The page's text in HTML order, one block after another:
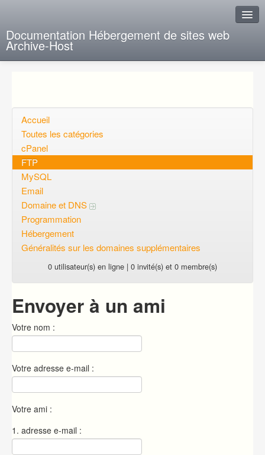
Documentation Hébergement de sites web
Archive-Host
Questions ouvertes
Voulez-vous vous inscrire?
Connexion
Accueil
Toutes les catégories
cPanel
FTP
MySQL
Email
Domaine et DNS
Programmation
Hébergement
Généralités sur les domaines supplémentaires
0 utilisateur(s) en ligne | 0 invité(s) et 0 membre(s)
Envoyer à un ami
Votre nom :
Votre adresse e-mail :
Votre ami :
1. adresse e-mail :